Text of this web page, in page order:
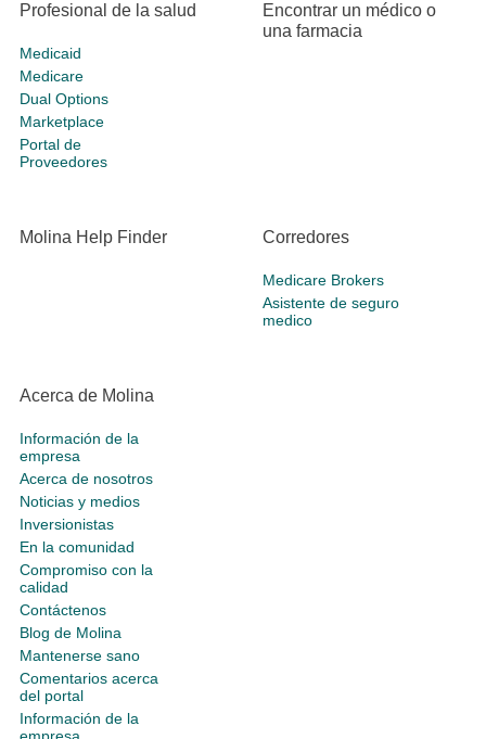
Profesional de la salud
Medicaid
Medicare
Dual Options
Marketplace
Portal de
Proveedores
Encontrar un médico o
una farmacia
Molina Help Finder Corredores
Medicare Brokers
Asistente de seguro
medico
Acerca de Molina
Información de la
empresa
Acerca de nosotros
Noticias y medios
Inversionistas
En la comunidad
Compromiso con la
calidad
Contáctenos
Blog de Molina
Mantenerse sano
Comentarios acerca
del portal
Información de la